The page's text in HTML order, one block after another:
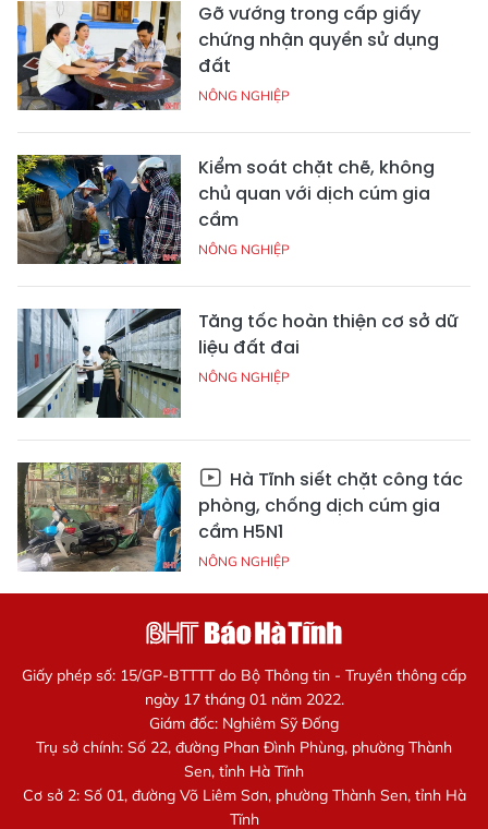
Gỡ vướng trong cấp giấy
chứng nhận quyền sử dụng
đất
NÔNG NGHIỆP
Kiểm soát chặt chẽ, không
chủ quan với dịch cúm gia
cầm
NÔNG NGHIỆP
Tăng tốc hoàn thiện cơ sở dữ
liệu đất đai
NÔNG NGHIỆP
Hà Tĩnh siết chặt công tác
phòng, chống dịch cúm gia
cầm H5N1
NÔNG NGHIỆP
Giấy phép số: 15/GP-BTTTT do Bộ Thông tin - Truyền thông cấp
ngày 17 tháng 01 năm 2022.
Giám đốc: Nghiêm Sỹ Đống
Trụ sở chính: Số 22, đường Phan Đình Phùng, phường Thành
Sen, tỉnh Hà Tĩnh
Cơ sở 2: Số 01, đường Võ Liêm Sơn, phường Thành Sen, tỉnh Hà
Tĩnh